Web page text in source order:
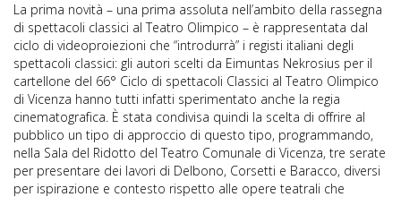
La prima novità – una prima assoluta nell’ambito della rassegna
di spettacoli classici al Teatro Olimpico – è rappresentata dal
ciclo di videoproiezioni che “introdurrà” i registi italiani degli
spettacoli classici: gli autori scelti da Eimuntas Nekrosius per il
cartellone del 66° Ciclo di spettacoli Classici al Teatro Olimpico
di Vicenza hanno tutti infatti sperimentato anche la regia
cinematografica. È stata condivisa quindi la scelta di offrire al
pubblico un tipo di approccio di questo tipo, programmando,
nella Sala del Ridotto del Teatro Comunale di Vicenza, tre serate
per presentare dei lavori di Delbono, Corsetti e Baracco, diversi
per ispirazione e contesto rispetto alle opere teatrali che